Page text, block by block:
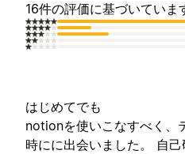
16件の評価に基づいていま
はじめてでも
notionを使いこなすべく、
時にに出会いました。 自